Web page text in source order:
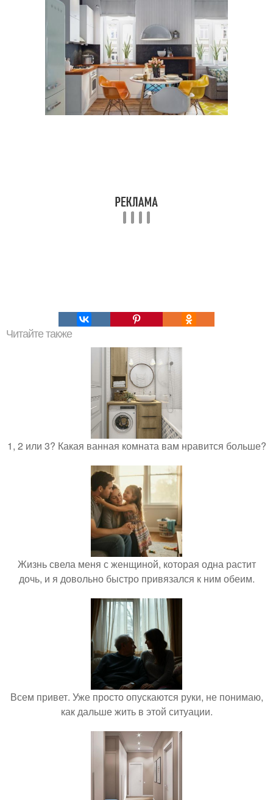
Читайте также
1, 2 или 3? Какая ванная комната вам нравится больше?
Жизнь свела меня с женщиной, которая одна растит
дочь, и я довольно быстро привязался к ним обеим.
Всем привет. Уже просто опускаются руки, не понимаю,
как дальше жить в этой ситуации.